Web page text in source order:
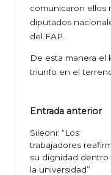
comunicaron ellos
diputados
del FAP.
De esta manera el
triunfo en el
de
entradas
Entrada anterior
Sileoni: “Los
trabajadores
su dignidad dentro
la universidad”